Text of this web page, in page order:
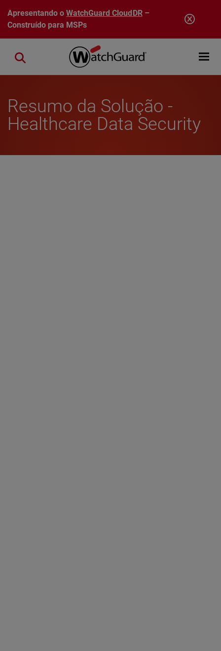
Pular para o conteúdo principal
Apresentando oWatchGuard CloudDR–
Construído para MSPs
Open
Close search
Resumo da Solução -
Healthcare Data Security